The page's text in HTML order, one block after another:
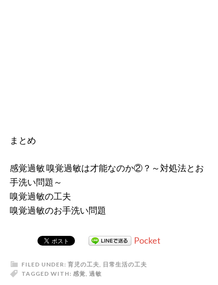
まとめ
感覚過敏 嗅覚過敏は才能なのか②？～対処法とお
手洗い問題～
嗅覚過敏の工夫
嗅覚過敏のお手洗い問題
Pocket
FILED UNDER: 育児の工夫, 日常生活の工夫
TAGGED WITH: 感覚, 過敏